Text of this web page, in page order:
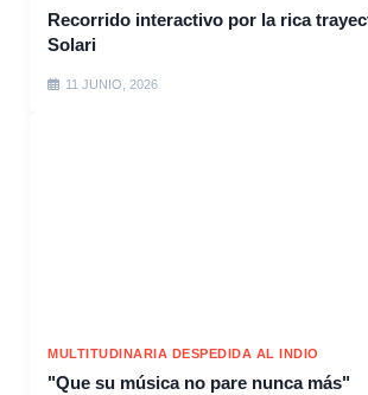
Recorrido interactivo por la rica
Solari
11 JUNIO, 2026
MULTITUDINARIA DESPEDIDA AL INDIO
"Que su música no pare nunca más"